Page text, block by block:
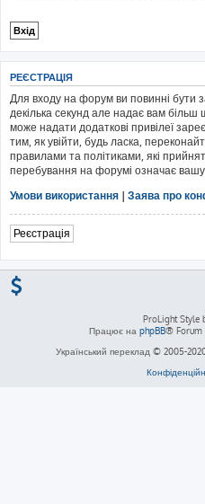
РЕЄСТРАЦІЯ
Для входу на форум ви повинні бути
декілька секунд але надає вам більш
може надати додаткові привілеї
тим, як увійти, будь ласка,
правилами та політиками, які
перебування на форумі означає вашу
Умови використання | Заява про
Реєстрація
ProLight Style
Працює на phpBB® Forum
Український переклад © 2005-